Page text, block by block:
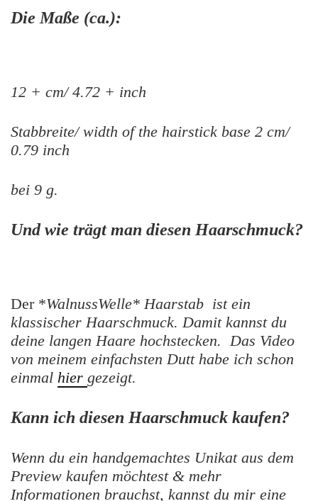
Die Maße (ca.):
12 + cm/ 4.72 + inch
Stabbreite/ width of the hairstick base 2 cm/
0.79 inch
bei 9 g.
Und wie trägt man diesen Haarschmuck?
Der *WalnussWelle* Haarstab ist ein
klassischer Haarschmuck. Damit kannst du
deine langen Haare hochstecken. Das Video
von meinem einfachsten Dutt habe ich schon
einmal hier gezeigt.
Kann ich diesen Haarschmuck kaufen?
Wenn du ein handgemachtes Unikat aus dem
Preview kaufen möchtest & mehr
Informationen brauchst, kannst du mir eine